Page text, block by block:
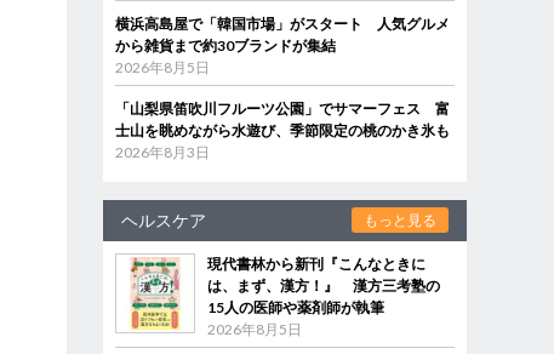
横浜高島屋で「韓国市場」がスタート 人気グルメ
から雑貨まで約30ブランドが集結
2026年8月5日
「山梨県笛吹川フルーツ公園」でサマーフェス 富
士山を眺めながら水遊び、季節限定の桃のかき氷も
2026年8月3日
ヘルスケア もっと見る
現代書林から新刊『こんなときに
は、まず、漢方！』 漢方三考塾の
15人の医師や薬剤師が執筆
2026年8月5日